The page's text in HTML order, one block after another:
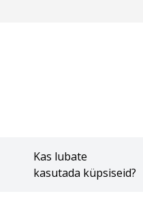
Kas lubate
kasutada küpsiseid?